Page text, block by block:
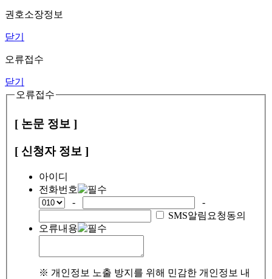
권호소장정보
닫기
오류접수
닫기
오류접수
[ 논문 정보 ]
[ 신청자 정보 ]
아이디
전화번호
-
-
SMS알림요청동의
오류내용
※ 개인정보 노출 방지를 위해 민감한 개인정보 내